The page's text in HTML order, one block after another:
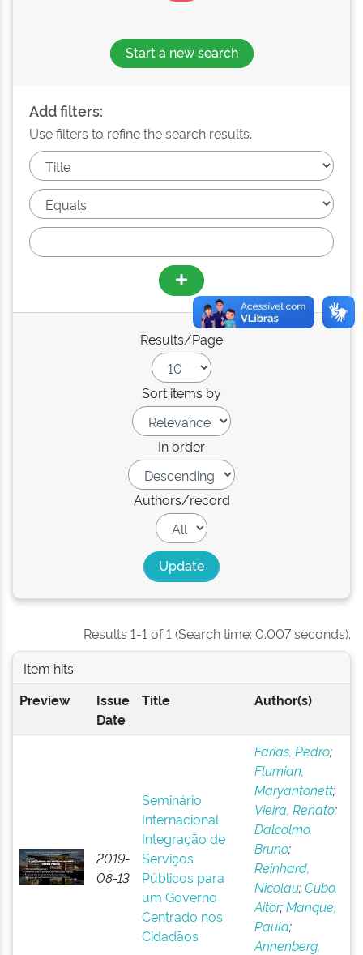
Start a new search
Add filters:
Use filters to refine the search results.
Results/Page
Sort items by
In order
Authors/record
Results 1-1 of 1 (Search time: 0.007 seconds).
Item hits:
Preview
Issue
Date
Title Author(s)
2019-
08-13
Seminário
Internacional:
Integração de
Serviços
Públicos para
um Governo
Centrado nos
Cidadãos
Farias, Pedro;
Flumian,
Maryantonett;
Vieira, Renato;
Dalcolmo,
Bruno;
Reinhard,
Nicolau;Cubo,
Aitor;Manque,
Paula;
Annenberg,